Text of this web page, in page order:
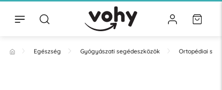
Egészség Gyógyászati segédeszközök Ortopédiai